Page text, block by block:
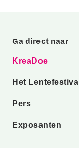
Ga direct naar
KreaDoe
Het Lentefestival
Pers
Exposanten